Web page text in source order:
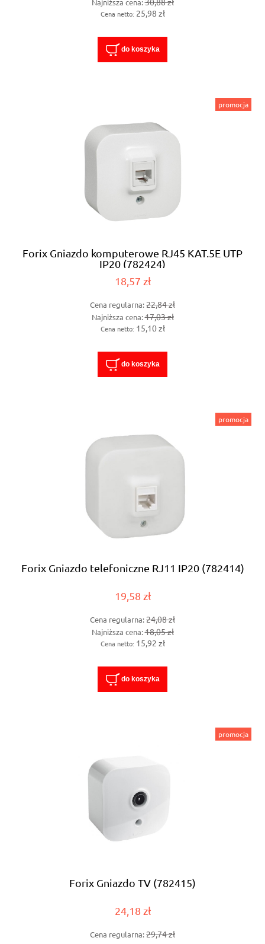
Najniższa cena:
Cena netto: 25,98 zł
do koszyka
Forix Gniazdo komputerowe RJ45 KAT.5E UTP
IP20 (782424)
18,57 zł
Cena regularna:22,84 zł
Najniższa cena:17,03 zł
Cena netto: 15,10 zł
do koszyka
promocja
Forix Gniazdo telefoniczne RJ11 IP20 (782414)
19,58 zł
Cena regularna:24,08 zł
Najniższa cena:18,05 zł
Cena netto: 15,92 zł
do koszyka
promocja
Forix Gniazdo TV (782415)
24,18 zł
Cena regularna:29,74 zł
promocja